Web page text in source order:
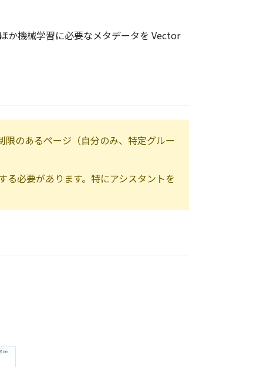
か機械学習に必要なメタデータを Vector
のあるページ（自分のみ、特定グルー
必要があります。特にアシスタントを